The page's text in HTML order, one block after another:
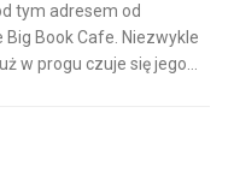
tym adresem od
Book Cafe. Niezwykle
w progu czuje się jego…